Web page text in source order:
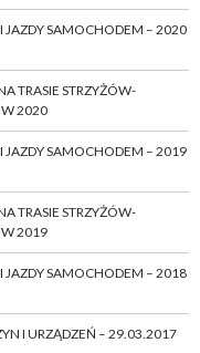
JAZDY SAMOCHODEM – 2020
TRASIE STRZYŻÓW-
2020
JAZDY SAMOCHODEM – 2019
TRASIE STRZYŻÓW-
2019
JAZDY SAMOCHODEM – 2018
I URZĄDZEŃ – 29.03.2017